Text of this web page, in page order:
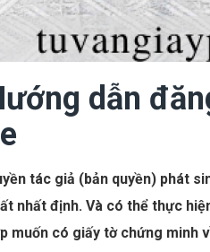
dẫn
tác giả (bản quyền) phát
nhất định. Và có thể thực
muốn có giấy tờ chứng minh